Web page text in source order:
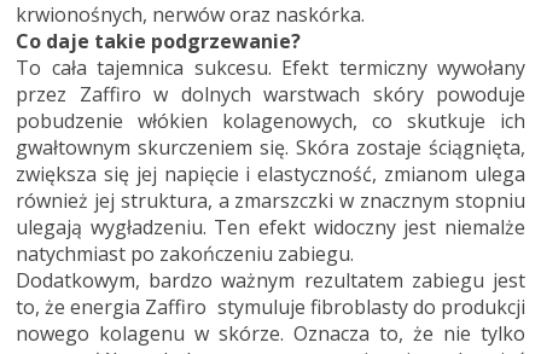
krwionośnych, nerwów oraz naskórka.
Co daje takie podgrzewanie?
To cała tajemnica sukcesu. Efekt termiczny wywołany
przez Zaffiro w dolnych warstwach skóry powoduje
pobudzenie włókien kolagenowych, co skutkuje ich
gwałtownym skurczeniem się. Skóra zostaje ściągnięta,
zwiększa się jej napięcie i elastyczność, zmianom ulega
również jej struktura, a zmarszczki w znacznym stopniu
ulegają wygładzeniu. Ten efekt widoczny jest niemalże
natychmiast po zakończeniu zabiegu.
Dodatkowym, bardzo ważnym rezultatem zabiegu jest
to, że energia Zaffiro stymuluje fibroblasty do produkcji
nowego kolagenu w skórze. Oznacza to, że nie tylko